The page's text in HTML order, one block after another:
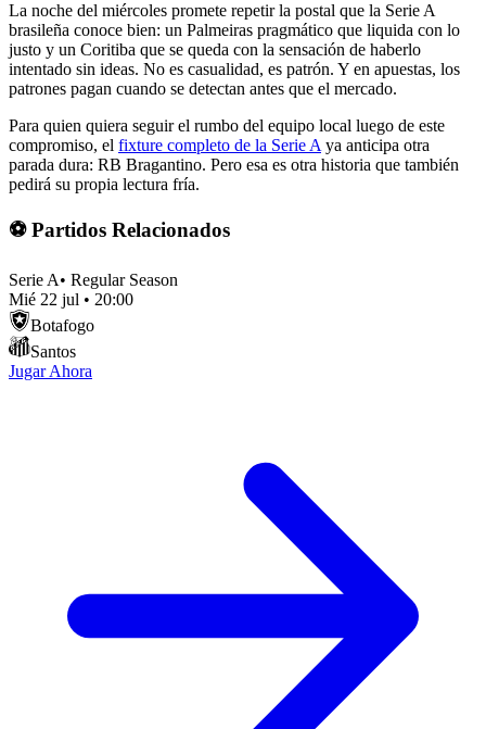
La noche del miércoles promete repetir la postal que la Serie A
brasileña conoce bien: un Palmeiras pragmático que liquida con lo
justo y un Coritiba que se queda con la sensación de haberlo
intentado sin ideas. No es casualidad, es patrón. Y en apuestas, los
patrones pagan cuando se detectan antes que el mercado.
Para quien quiera seguir el rumbo del equipo local luego de este
compromiso, el fixture completo de la Serie Aya anticipa otra
parada dura: RB Bragantino. Pero esa es otra historia que también
pedirá su propia lectura fría.
⚽ Partidos Relacionados
Serie A• Regular Season
Mié 22 jul • 20:00
Botafogo
Santos
Jugar Ahora